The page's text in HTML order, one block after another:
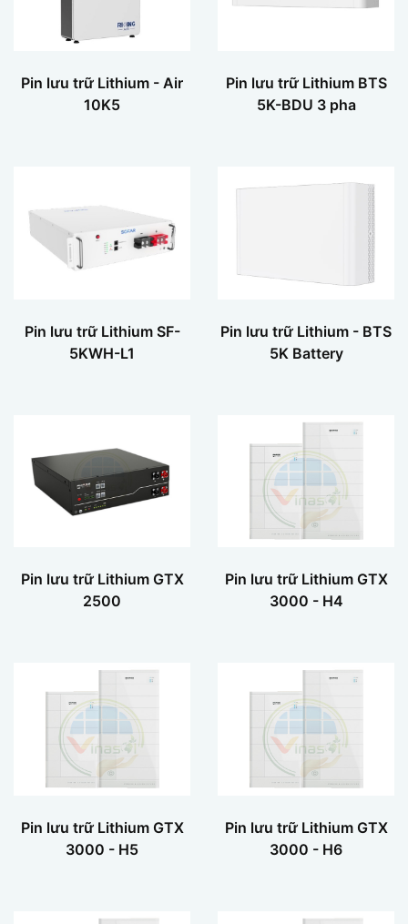
Pin lưu trữ Lithium - Air
10K5
Pin lưu trữ Lithium BTS
5K-BDU 3 pha
Pin lưu trữ Lithium SF-
5KWH-L1
Pin lưu trữ Lithium - BTS
5K Battery
Pin lưu trữ Lithium GTX
2500
Pin lưu trữ Lithium GTX
3000 - H4
Pin lưu trữ Lithium GTX
3000 - H5
Pin lưu trữ Lithium GTX
3000 - H6